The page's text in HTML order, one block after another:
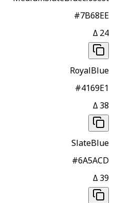
#7B68EE
Δ24
RoyalBlue
#4169E1
Δ38
SlateBlue
#6A5ACD
Δ39